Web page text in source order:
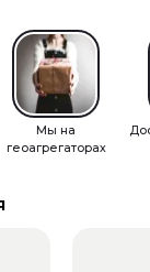
Мы на
геоагрегаторах